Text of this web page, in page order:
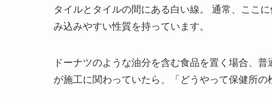
タイルとタイルの間にある白い線。 通常、ここ
み込みやすい性質を持っています。
ドーナツのような油分を含む食品を置く場合、
が施工に関わっていたら、「どうやって保健所